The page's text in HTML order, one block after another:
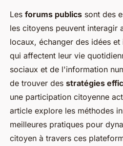
Les forums publics sont des
les citoyens peuvent interagir
locaux, échanger des idées
qui affectent leur vie
sociaux et de l'information
de trouver des stratégies
une participation citoyenne
article explore les méthodes
meilleures pratiques pour
citoyen à travers ces